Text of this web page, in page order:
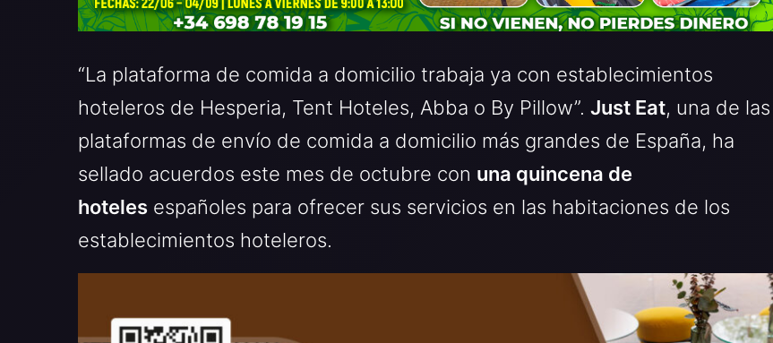
“La plataforma de comida a domicilio trabaja ya con establecimientos
hoteleros de Hesperia, Tent Hoteles, Abba o By Pillow”. Just Eat, una de las
plataformas de envío de comida a domicilio más grandes de España, ha
sellado acuerdos este mes de octubre con una quincena de
hoteles españoles para ofrecer sus servicios en las habitaciones de los
establecimientos hoteleros.